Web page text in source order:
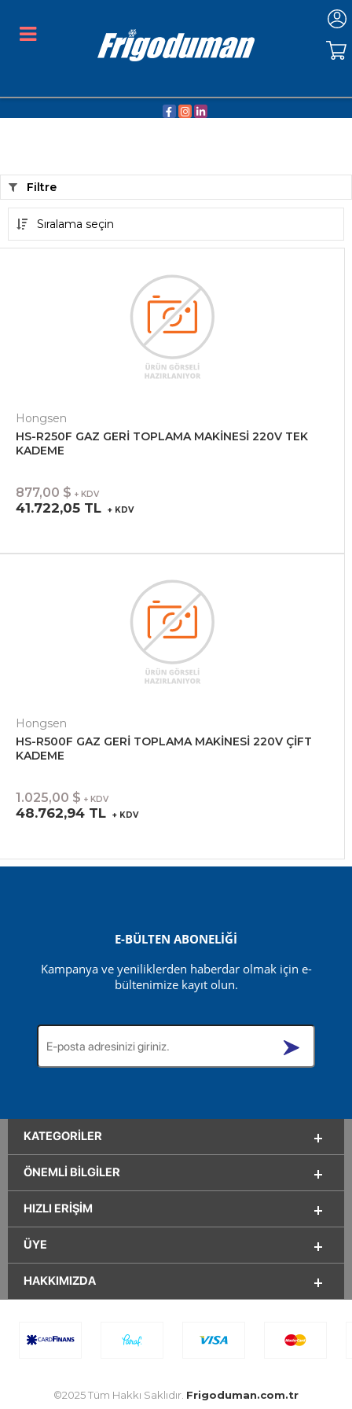
Filtre
Sıralama seçin
Hongsen
HS-R250F GAZ GERİ TOPLAMA MAKİNESİ 220V TEK
KADEME
41.722,05 TL + KDV
877,00 $ + KDV
Hongsen
HS-R500F GAZ GERİ TOPLAMA MAKİNESİ 220V ÇİFT
KADEME
48.762,94 TL + KDV
1.025,00 $ + KDV
E-BÜLTEN ABONELİĞİ
Kampanya ve yeniliklerden haberdar olmak için e-
bültenimize kayıt olun.
KATEGORILER
ÖNEMLI BILGILER
HIZLI ERIŞIM
ÜYE
HAKKIMIZDA
©2025 Tüm Hakkı Saklıdır. Frigoduman.com.tr